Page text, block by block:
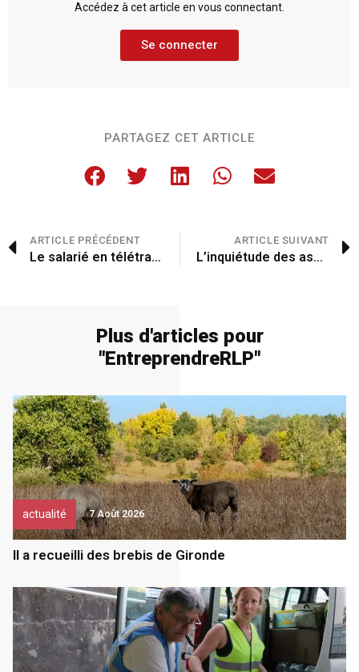
Accédez à cet article en vous connectant.
Se connecter
PARTAGEZ CET ARTICLE
ARTICLE PRÉCÉDENT
Le salarié en télétravail a droit aux titres-restaurant
ARTICLE SUIVANT
L’inquiétude des associations
Plus d'articles pour
"EntreprendreRLP"
actualité 7 Août 2026
Il a recueilli des brebis de Gironde